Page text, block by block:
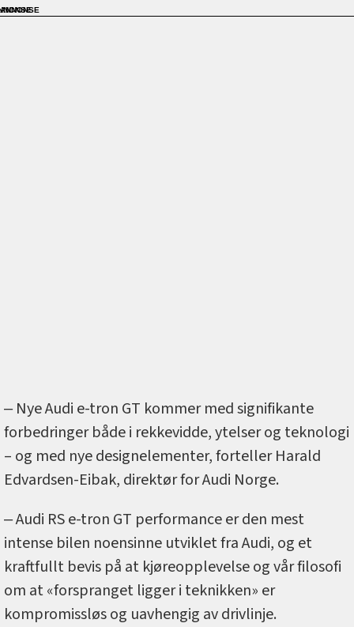
‒ Nye Audi e-tron GT kommer med signifikante
forbedringer både i rekkevidde, ytelser og teknologi
– og med nye designelementer, forteller Harald
Edvardsen-Eibak, direktør for Audi Norge.
‒ Audi RS e-tron GT performance er den mest
intense bilen noensinne utviklet fra Audi, og et
kraftfullt bevis på at kjøreopplevelse og vår filosofi
om at «forspranget ligger i teknikken» er
kompromissløs og uavhengig av drivlinje.